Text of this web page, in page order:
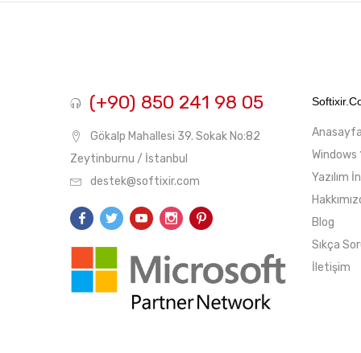
(+90) 850 241 98 05
Gökalp Mahallesi 39. Sokak No:82
Zeytinburnu / İstanbul
destek@softixir.com
Windows
Yazılım
Blog
Sıkça
İletişim